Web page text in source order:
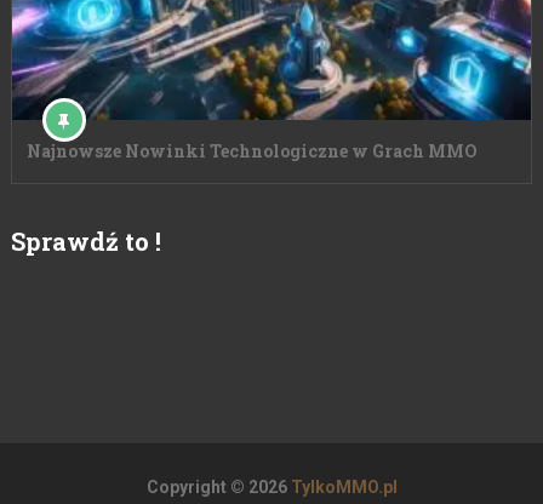
Najnowsze Nowinki Technologiczne w Grach MMO
Sprawdź to !
Copyright © 2026 TylkoMMO.pl